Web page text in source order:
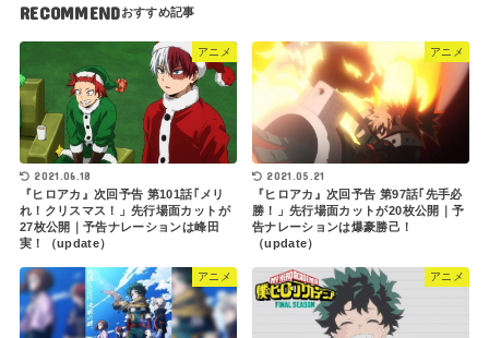
RECOMMEND
アニメ
2021.06.18
『ヒロアカ』次回予告 第101話｢メリ
れ！クリスマス！」先行場面カットが
27枚公開｜予告ナレーションは峰田
実！（update）
アニメ
2021.05.21
『ヒロアカ』次回予告 第97話｢先手必
勝！」先行場面カットが20枚公開｜予
告ナレーションは爆豪勝己！
（update）
アニメ アニメ